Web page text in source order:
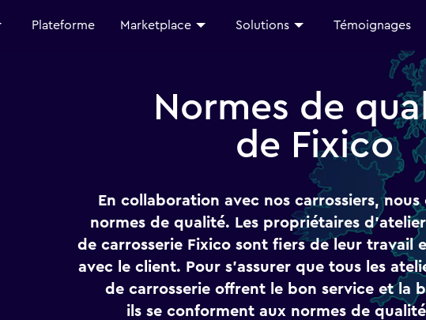
Plateforme Marketplace Solutions Témoignages
Normes de
de Fixico
En collaboration avec nos carrossiers, nous
normes de qualité. Les propriétaires
de carrosserie Fixico sont fiers de leur travail
avec le client. Pour s'assurer que tous les
de carrosserie offrent le bon service et la
ils se conforment aux normes de